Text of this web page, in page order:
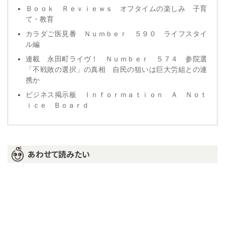
Ｂｏｏｋ Ｒｅｖｉｅｗｓ オフタイムの楽しみ 子育
て・教育
カラダご医見番 Ｎｕｍｂｅｒ ５９０ ライフスタイ
ル編
連載 永田町ライヴ！ Ｎｕｍｂｅｒ ５７４ 参院選
「不戦敗の選択」の真相 自民の狙いは巨大労組との連
携か
ビジネス掲示板 Ｉｎｆｏｒｍａｔｉｏｎ Ａ Ｎｏｔ
ｉｃｅ Ｂｏａｒｄ
あわせて読みたい